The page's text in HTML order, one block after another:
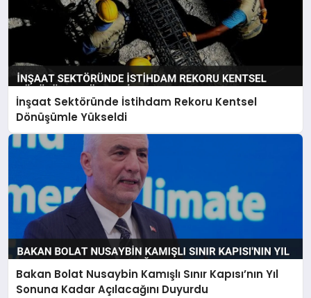
İnşaat Sektöründe İstihdam Rekoru Kentsel
Dönüşümle Yükseldi
Bakan Bolat Nusaybin Kamışlı Sınır Kapısı’nın Yıl
Sonuna Kadar Açılacağını Duyurdu